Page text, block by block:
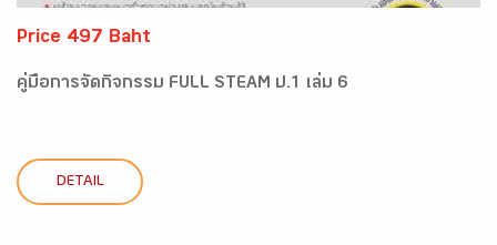
Price 497 Baht
คู่มือการจัดกิจกรรม FULL STEAM ป.1 เล่ม 6
DETAIL